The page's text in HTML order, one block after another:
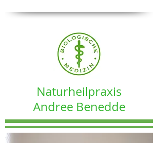
Naturheilpraxis
Andree Benedde